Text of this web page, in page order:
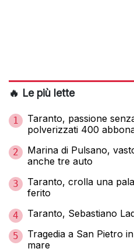
🔥 Le più lette
1
Taranto, passione
polverizzati 400
2
Marina di Pulsano,
anche tre auto
3
Taranto, crolla una
ferito
4 Taranto, Sebastiano
5
Tragedia a San Pietro
mare